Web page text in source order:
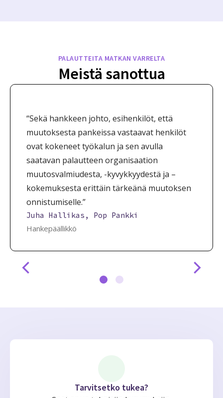
PALAUTTEITA MATKAN VARRELTA
Meistä sanottua
“Sekä hankkeen johto, esihenkilöt, että
muutoksesta pankeissa vastaavat henkilöt
ovat kokeneet työkalun ja sen avulla
saatavan palautteen organisaation
muutosvalmiudesta, -kyvykkyydestä ja –
kokemuksesta erittäin tärkeänä muutoksen
onnistumiselle.”
Juha Hallikas, Pop Pankki
Hankepäällikkö
Tarvitsetko tukea?